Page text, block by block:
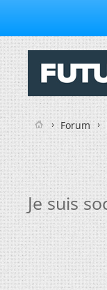
Forum
Je suis